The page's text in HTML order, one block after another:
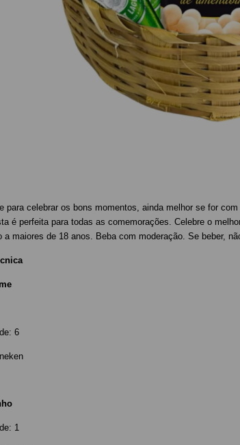
para celebrar os bons momentos, ainda melhor se for
é perfeita para todas as comemorações. Celebre o
a maiores de 18 anos. Beba com moderação. Se beber,
6
1